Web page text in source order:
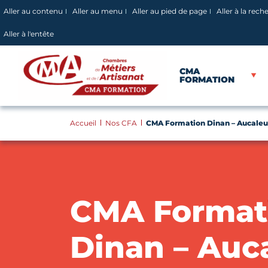
Panneau de gestion des cookies
Aller au contenu Aller au menu Aller au pied de page Aller à la
Aller à l'entête
CMA
FORMATION
Accueil Nos CFA CMA Formation Dinan –
CMA
Dinan –